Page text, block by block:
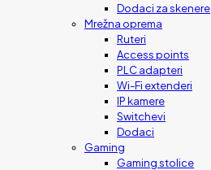
Dodaci za skenere
Mrežna oprema
Ruteri
Access points
PLC adapteri
Wi-Fi extenderi
IP kamere
Switchevi
Dodaci
Gaming
Gaming stolice